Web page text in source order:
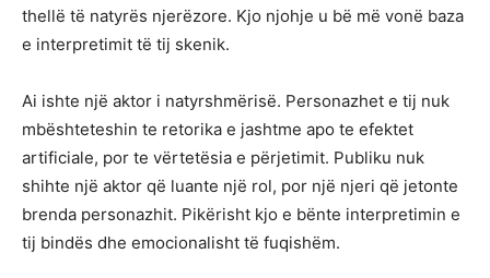
thellë të natyrës njerëzore. Kjo njohje u bë më vonë baza
e interpretimit të tij skenik.
Ai ishte një aktor i natyrshmërisë. Personazhet e tij nuk
mbështeteshin te retorika e jashtme apo te efektet
artificiale, por te vërtetësia e përjetimit. Publiku nuk
shihte një aktor që luante një rol, por një njeri që jetonte
brenda personazhit. Pikërisht kjo e bënte interpretimin e
tij bindës dhe emocionalisht të fuqishëm.